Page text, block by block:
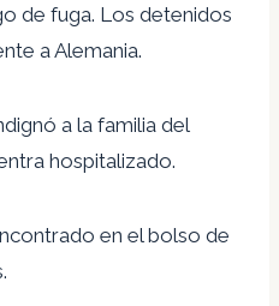
de fuga. Los detenidos
a Alemania.
a la familia del
hospitalizado.
en el bolso de